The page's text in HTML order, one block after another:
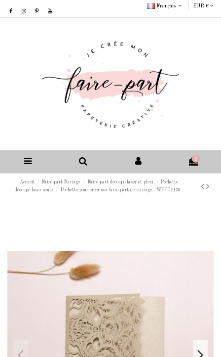
Français EUR €
0
Accueil Faire-part Mariage Faire-part découpe laser et plexi
Pochette
découpe laser seule
Pochette pour créer son faire-part de mariage - WPFC2138